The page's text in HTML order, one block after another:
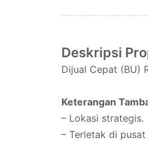
Deskripsi
Dijual Cepat (BU)
Keterangan
– Lokasi strategis.
– Terletak di pusat